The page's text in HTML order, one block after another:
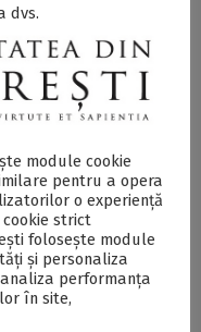
DE VEDERE
of humans
isotopes: the
Peninsula since
ICUB - DOCX
dvs.
module cookie
pentru a opera
o experiență
strict
folosește module
și personaliza
performanța
în site,